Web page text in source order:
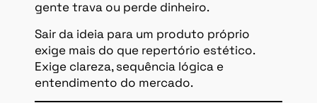
gente trava ou perde dinheiro.
Sair da ideia para um produto próprio
exige mais do que repertório estético.
Exige clareza, sequência lógica e
entendimento do mercado.